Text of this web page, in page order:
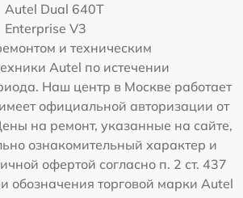
Autel Dual 640T
Enterprise V3
и техническим
Autel по истечении
Наш центр в Москве работает
официальной авторизации от
на ремонт, указанные на сайте,
ознакомительный характер и
офертой согласно п. 2 ст. 437
обозначения торговой марки Autel